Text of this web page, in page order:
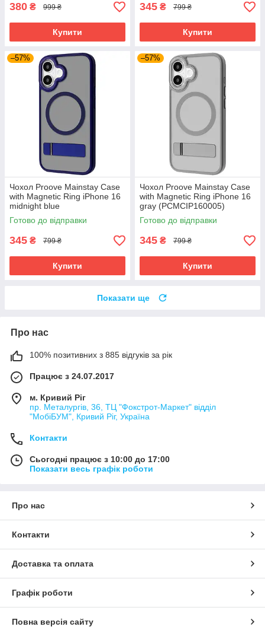
380 ₴ 999 ₴
Купити
345 ₴ 799 ₴
Купити
–57%
Чохол Proove Mainstay Case
with Magnetic Ring iPhone 16
midnight blue
(PCMCIP160008)
Готово до відправки
345 ₴ 799 ₴
Купити
–57%
Чохол Proove Mainstay Case
with Magnetic Ring iPhone 16
gray (PCMCIP160005)
Готово до відправки
345 ₴ 799 ₴
Купити
Показати ще
Про нас
100% позитивних з 885 відгуків за рік
Працює з 24.07.2017
м. Кривий Ріг
пр. Металургів, 36, ТЦ "Фокстрот-Маркет" відділ
"МобіБУМ", Кривий Ріг, Україна
Контакти
Сьогодні працює з 10:00 до 17:00
Показати весь графік роботи
Про нас
Контакти
Доставка та оплата
Графік роботи
Повна версія сайту